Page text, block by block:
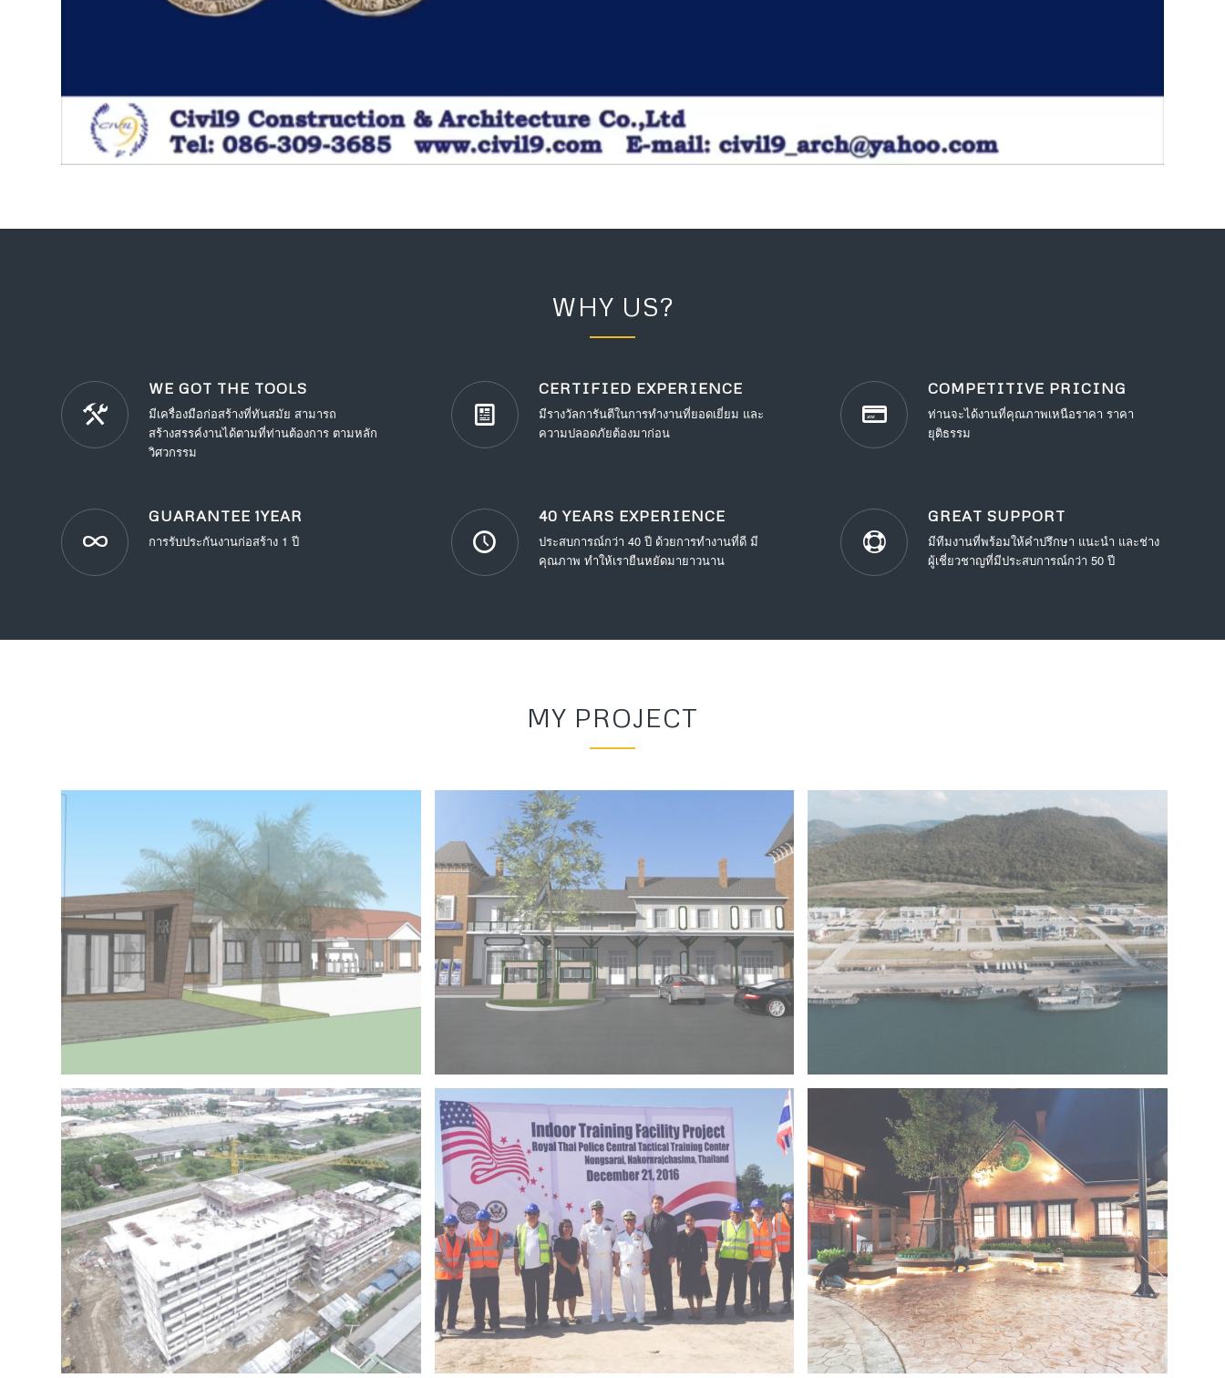
WHY US?
WE GOT THE TOOLS
มีเครื่องมือก่อสร้างที่ทันสมัย สามารถ
สร้างสรรค์งานได้ตามที่ท่านต้องการ ตามหลัก
วิศวกรรม
CERTIFIED EXPERIENCE
มีรางวัลการันตีในการทำงานที่ยอดเยี่ยม และ
ความปลอดภัยต้องมาก่อน
COMPETITIVE PRICING
ท่านจะได้งานที่คุณภาพเหนือราคา ราคา
ยุติธรรม
GUARANTEE 1YEAR
การรับประกันงานก่อสร้าง 1 ปี
40 YEARS EXPERIENCE
ประสบการณ์กว่า 40 ปี ด้วยการทำงานที่ดี มี
คุณภาพ ทำให้เรายืนหยัดมายาวนาน
GREAT SUPPORT
มีทีมงานที่พร้อมให้คำปรึกษา แนะนำ และช่าง
ผู้เชี่ยวชาญที่มีประสบการณ์กว่า 50 ปี
MY PROJECT
Project 15 – IRR OFFICE Project 14 – Bangchak khonkaen Project 13 – Multipurpose Facility